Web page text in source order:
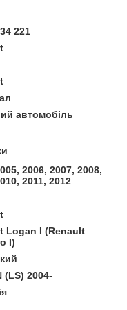
221
автомобіль
2006, 2007, 2008,
2011, 2012
Logan I (Renault
I)
(LS) 2004-